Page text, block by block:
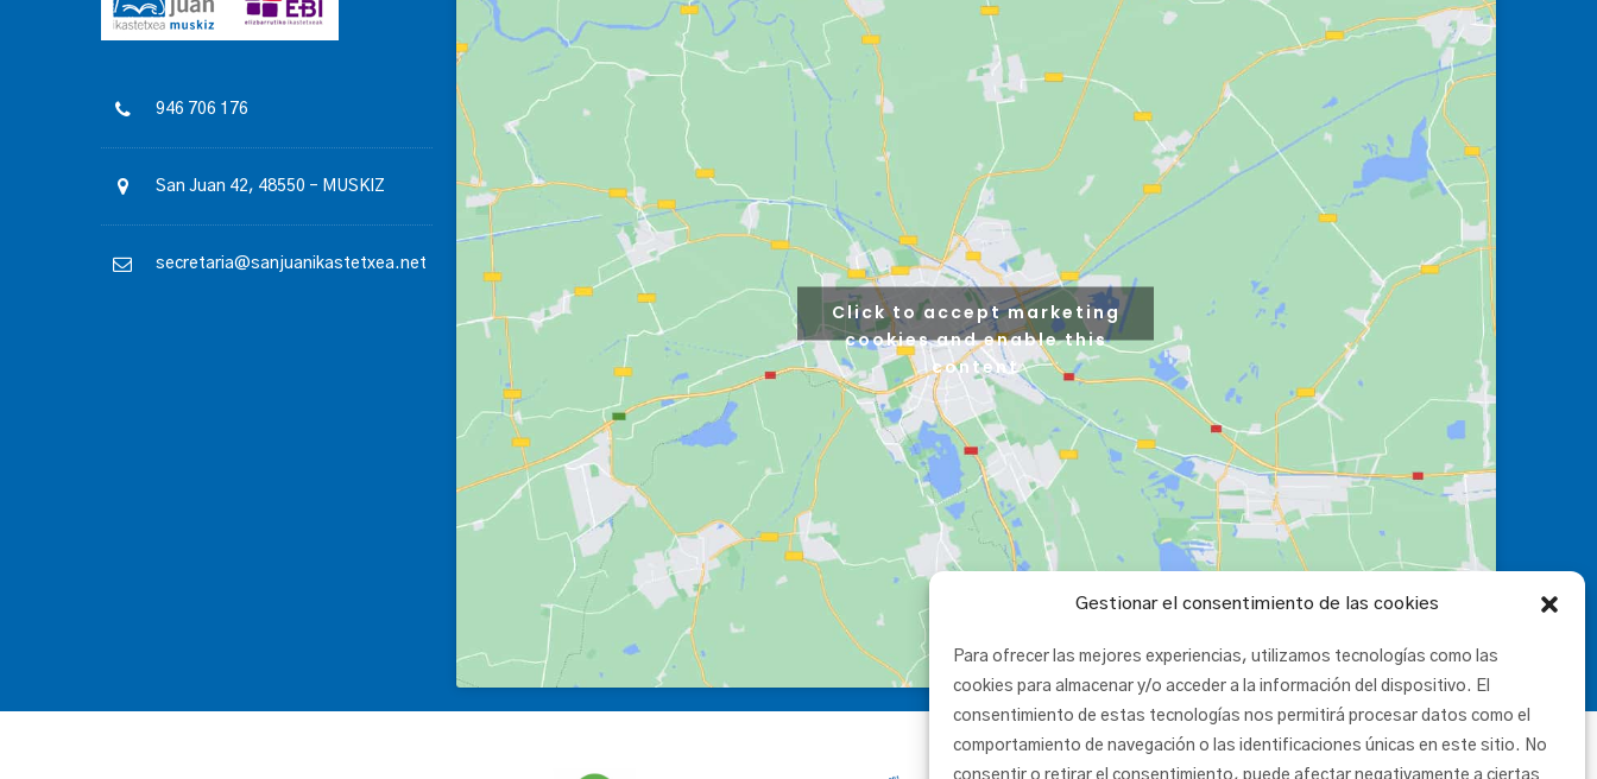
Gestionar el consentimiento de las cookies
Para ofrecer las mejores experiencias, utilizamos tecnologías como las
cookies para almacenar y/o acceder a la información del dispositivo. El
consentimiento de estas tecnologías nos permitirá procesar datos como el
comportamiento de navegación o las identificaciones únicas en este sitio. No
consentir o retirar el consentimiento, puede afectar negativamente a ciertas
946 706 176
San Juan 42, 48550 – MUSKIZ
secretaria@sanjuanikastetxea.net
Click to accept marketing
cookies and enable this
content